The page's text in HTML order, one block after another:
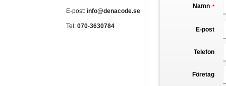
E-post: info@denacode.se
Tel: 070-3630784
Namn *
E-post
Telefon
Företag